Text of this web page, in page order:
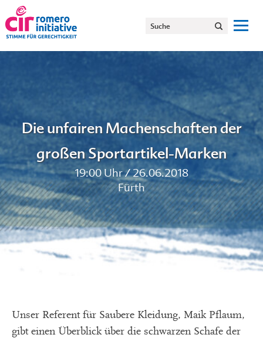
Die unfairen Machenschaften der
großen Sportartikel-Marken
19:00 Uhr / 26.06.2018
Fürth
Unser Referent für Saubere Kleidung, Maik Pflaum,
gibt einen Überblick über die schwarzen Schafe der